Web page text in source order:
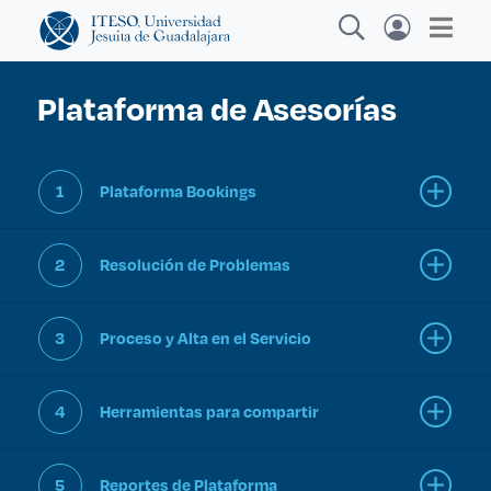
Explora sitios web, programas académicos,
actividades y noticias
Plataforma de Asesorías
1 Plataforma Bookings
2 Resolución de Problemas
3 Proceso y Alta en el Servicio
4 Herramientas para compartir
5 Reportes de Plataforma